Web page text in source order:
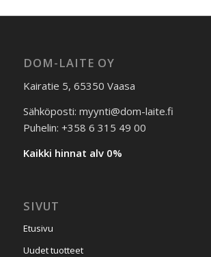
DOM-LAITE OY
Kairatie 5, 65350 Vaasa
Sähköposti: myynti@dom-laite.fi
Puhelin: +358 6 315 49 00
Kaikki hinnat alv 0%
SIVUT
Etusivu
Uudet tuotteet